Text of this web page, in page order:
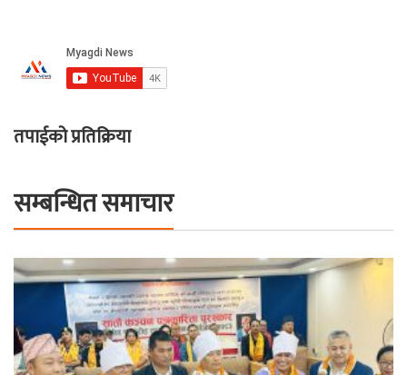
तपाईको प्रतिक्रिया
सम्बन्धित समाचार